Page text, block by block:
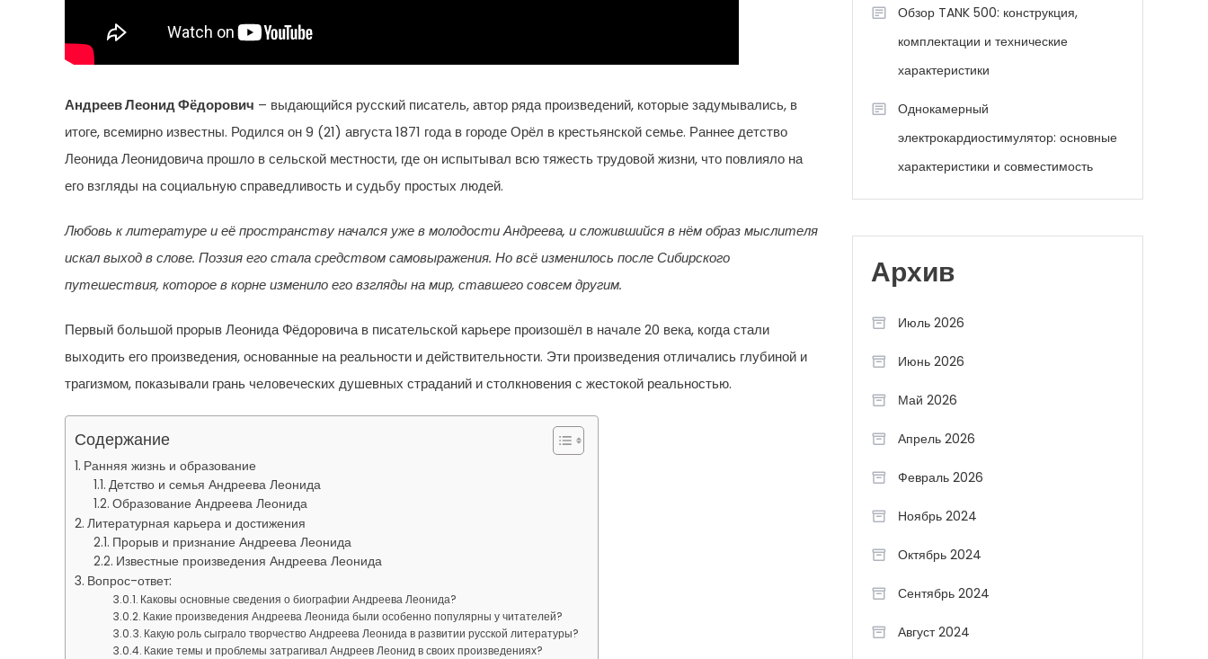
Андреев Леонид Фёдорович – выдающийся русский писатель, автор ряда произведений, которые задумывались, в
итоге, всемирно известны. Родился он 9 (21) августа 1871 года в городе Орёл в крестьянской семье. Раннее детство
Леонида Леонидовича прошло в сельской местности, где он испытывал всю тяжесть трудовой жизни, что повлияло на
его взгляды на социальную справедливость и судьбу простых людей.
Любовь к литературе и её пространству начался уже в молодости Андреева, и сложившийся в нём образ мыслителя
искал выход в слове. Поэзия его стала средством самовыражения. Но всё изменилось после Сибирского
путешествия, которое в корне изменило его взгляды на мир, ставшего совсем другим.
Первый большой прорыв Леонида Фёдоровича в писательской карьере произошёл в начале 20 века, когда стали
выходить его произведения, основанные на реальности и действительности. Эти произведения отличались глубиной и
трагизмом, показывали грань человеческих душевных страданий и столкновения с жестокой реальностью.
Содержание
Ранняя жизнь и образование
Детство и семья Андреева Леонида
Образование Андреева Леонида
Литературная карьера и достижения
Прорыв и признание Андреева Леонида
Известные произведения Андреева Леонида
Вопрос-ответ:
Каковы основные сведения о биографии Андреева Леонида?
Какие произведения Андреева Леонида были особенно популярны у читателей?
Какую роль сыграло творчество Андреева Леонида в развитии русской литературы?
Какие темы и проблемы затрагивал Андреев Леонид в своих произведениях?
Обзор TANK 500: конструкция,
комплектации и технические
характеристики
Однокамерный
электрокардиостимулятор: основные
характеристики и совместимость
Архив
Июль 2026
Июнь 2026
Май 2026
Апрель 2026
Февраль 2026
Ноябрь 2024
Октябрь 2024
Сентябрь 2024
Август 2024